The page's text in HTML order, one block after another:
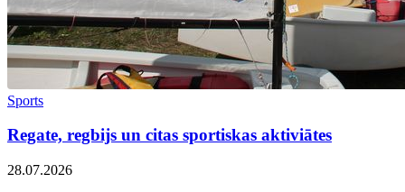
Sports
Regate, regbijs un citas sportiskas aktiviātes
28.07.2026